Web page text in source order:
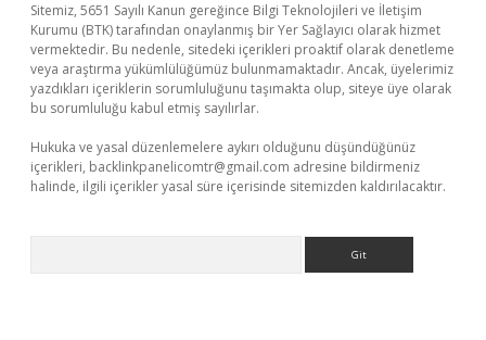
Sitemiz, 5651 Sayılı Kanun gereğince Bilgi Teknolojileri ve İletişim
Kurumu (BTK) tarafından onaylanmış bir Yer Sağlayıcı olarak hizmet
vermektedir. Bu nedenle, sitedeki içerikleri proaktif olarak denetleme
veya araştırma yükümlülüğümüz bulunmamaktadır. Ancak, üyelerimiz
yazdıkları içeriklerin sorumluluğunu taşımakta olup, siteye üye olarak
bu sorumluluğu kabul etmiş sayılırlar.
Hukuka ve yasal düzenlemelere aykırı olduğunu düşündüğünüz
içerikleri, backlinkpanelicomtr@gmail.com adresine bildirmeniz
halinde, ilgili içerikler yasal süre içerisinde sitemizden kaldırılacaktır.